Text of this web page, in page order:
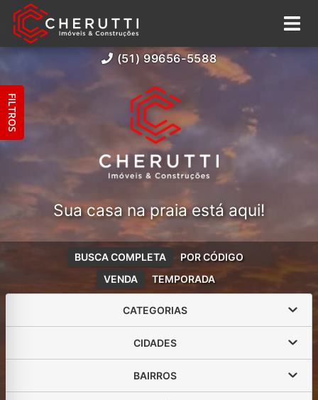
(51) 99656-5588
Sua casa na praia está aqui!
VENDA TEMPORADA
BUSCA COMPLETA POR CÓDIGO
CATEGORIAS
CIDADES
BAIRROS
FILTROS